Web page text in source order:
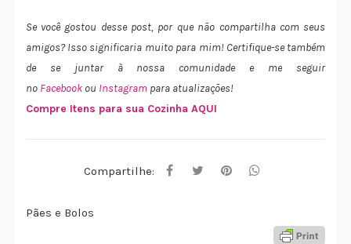
Se você gostou desse post, por que não compartilha com seus
amigos? Isso significaria muito para mim! Certifique-se também
de se juntar à nossa comunidade e me seguir
no Facebook ou Instagram para atualizações!
Compre Itens para sua Cozinha AQUI
Compartilhe:
Pães e Bolos